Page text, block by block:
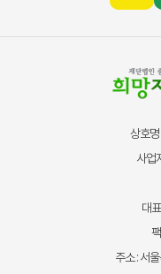
상호명
사업
대
주소 : 서